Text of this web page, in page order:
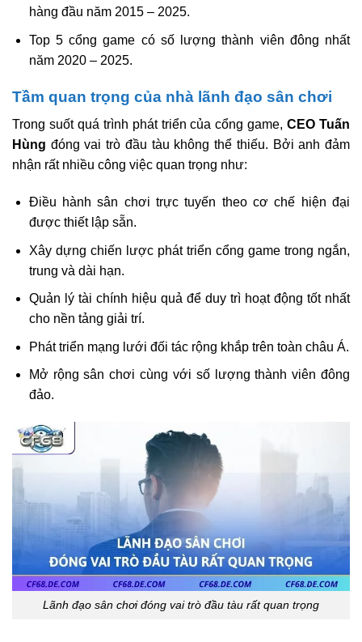
hàng đầu năm 2015 – 2025.
Top 5 cổng game có số lượng thành viên đông nhất
năm 2020 – 2025.
Tầm quan trọng của nhà lãnh đạo sân chơi
Trong suốt quá trình phát triển của cổng game,CEO Tuấn
Hùng đóng vai trò đầu tàu không thể thiếu. Bởi anh đảm
nhận rất nhiều công việc quan trọng như:
Điều hành sân chơi trực tuyến theo cơ chế hiện đại
được thiết lập sẵn.
Xây dựng chiến lược phát triển cổng game trong ngắn,
trung và dài hạn.
Quản lý tài chính hiệu quả để duy trì hoạt động tốt nhất
cho nền tảng giải trí.
Phát triển mạng lưới đối tác rộng khắp trên toàn châu Á.
Mở rộng sân chơi cùng với số lượng thành viên đông
đảo.
Lãnh đạo sân chơi đóng vai trò đầu tàu rất quan trọng